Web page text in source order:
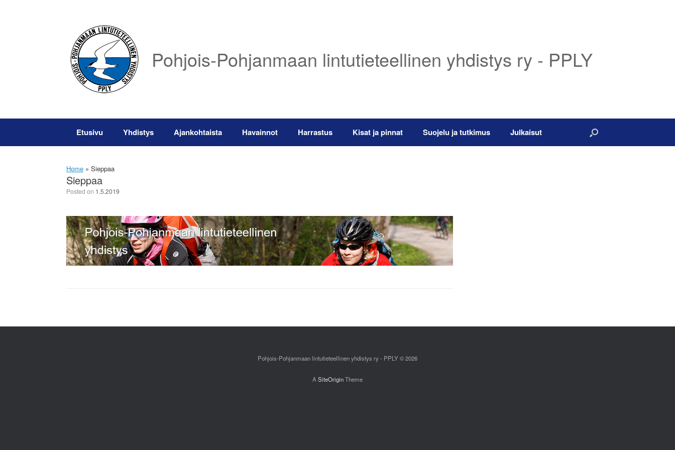
Pohjois-Pohjanmaan lintutieteellinen yhdistys ry - PPLY
Etusivu Yhdistys Ajankohtaista Havainnot Harrastus Kisat ja pinnat Suojelu ja tutkimus Julkaisut
Home » Sieppaa
Sieppaa
Posted on 1.5.2019
Pohjois-Pohjanmaan lintutieteellinen yhdistys ry - PPLY © 2026
A SiteOriginTheme